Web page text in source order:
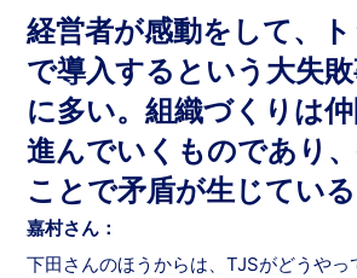
経営者が感動をして、
で導入するという大失
に多い。組織づくりは
進んでいくものであり
ことで矛盾が生じている
嘉村さん：
下田さんのほうからは、TJSがどうや